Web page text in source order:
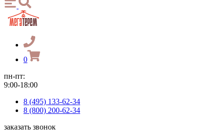
0
пн-пт:
9:00-18:00
8 (495) 133-62-34
8 (800) 200-62-34
заказать звонок